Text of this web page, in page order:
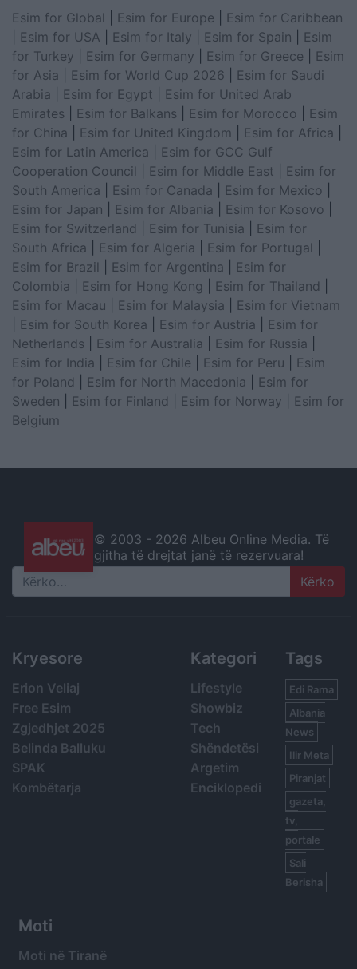
Esim for Global Esim for Europe
Esim for Caribbean
Esim for USA Esim for Italy Esim for Spain
Esim
for Turkey
Esim for Germany Esim for Greece
Esim
for Asia
Esim for World Cup 2026
Esim for Saudi
Arabia
Esim for Egypt
Esim for United Arab
Emirates
Esim for Balkans Esim for Morocco
Esim
for China
Esim for United Kingdom Esim for Africa
Esim for Latin America
Esim for GCC Gulf
Cooperation Council
Esim for Middle East
Esim for
South America
Esim for Canada Esim for Mexico
Esim for Japan
Esim for Albania Esim for Kosovo
Esim for Switzerland
Esim for Tunisia
Esim for
South Africa
Esim for Algeria Esim for Portugal
Esim for Brazil
Esim for Argentina
Esim for
Colombia
Esim for Hong Kong Esim for Thailand
Esim for Macau
Esim for Malaysia
Esim for Vietnam
Esim for South Korea Esim for Austria
Esim for
Netherlands
Esim for Australia Esim for Russia
Esim for India
Esim for Chile Esim for Peru
Esim
for Poland
Esim for North Macedonia
Esim for
Sweden
Esim for Finland Esim for Norway
Esim for
Belgium
© 2003 - 2026 Albeu Online Media. Të
gjitha të drejtat janë të rezervuara!
Search
Kryesore
Erion Veliaj
Free Esim
Zgjedhjet 2025
Belinda Balluku
SPAK
Kombëtarja
Kategori
Lifestyle
Showbiz
Tech
Shëndetësi
Argetim
Enciklopedi
Tags
Edi Rama
Albania
News
Ilir Meta
Piranjat
gazeta,
tv,
portale
Sali
Berisha
Moti
Moti në Tiranë